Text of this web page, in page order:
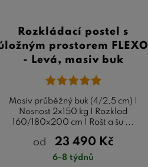
Rozkládací postel s
prostorem FLEXO
- Levá, masiv buk
Masiv průběžný buk (4/2,5 cm) |
Nosnost 2x150 kg | Rozklad
160/180x200 cm | Rošt a šu ...
od 23 490 Kč
6-8 týdnů